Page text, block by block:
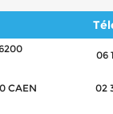
06
CAEN 02